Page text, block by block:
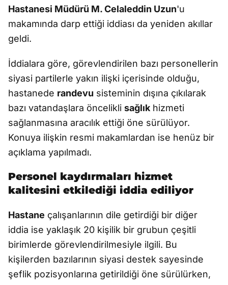
Hastanesi Müdürü M. Celaleddin Uzun'u
makamında darp ettiği iddiası da yeniden akıllar
geldi.
İddialara göre, görevlendirilen bazı personellerin
siyasi partilerle yakın ilişki içerisinde olduğu,
hastanede randevu sisteminin dışına çıkılarak
bazı vatandaşlara öncelikli sağlık hizmeti
sağlanmasına aracılık ettiği öne sürülüyor.
Konuya ilişkin resmi makamlardan ise henüz bir
açıklama yapılmadı.
Personel kaydırmaları hizmet
kalitesini etkilediği iddia ediliyor
Hastane çalışanlarının dile getirdiği bir diğer
iddia ise yaklaşık 20 kişilik bir grubun çeşitli
birimlerde görevlendirilmesiyle ilgili. Bu
kişilerden bazılarının siyasi destek sayesinde
şeflik pozisyonlarına getirildiği öne sürülürken,